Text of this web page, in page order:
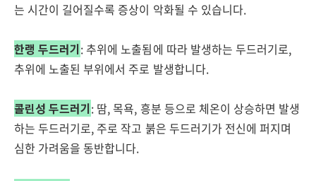
는 시간이 길어질수록 증상이 악화될 수 있습니다.
한랭 두드러기: 추위에 노출됨에 따라 발생하는 두드러기로,
추위에 노출된 부위에서 주로 발생합니다.
콜린성 두드러기: 땀, 목욕, 흥분 등으로 체온이 상승하면 발생
하는 두드러기로, 주로 작고 붉은 두드러기가 전신에 퍼지며
심한 가려움을 동반합니다.